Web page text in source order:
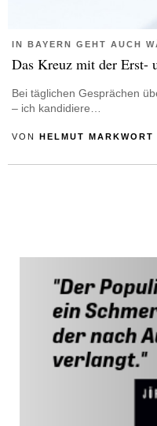
IN BAYERN GEHT AUCH
Das Kreuz mit der Erst-
Bei täglichen Gesprächen
– ich kandidiere…
VON HELMUT MARKWORT